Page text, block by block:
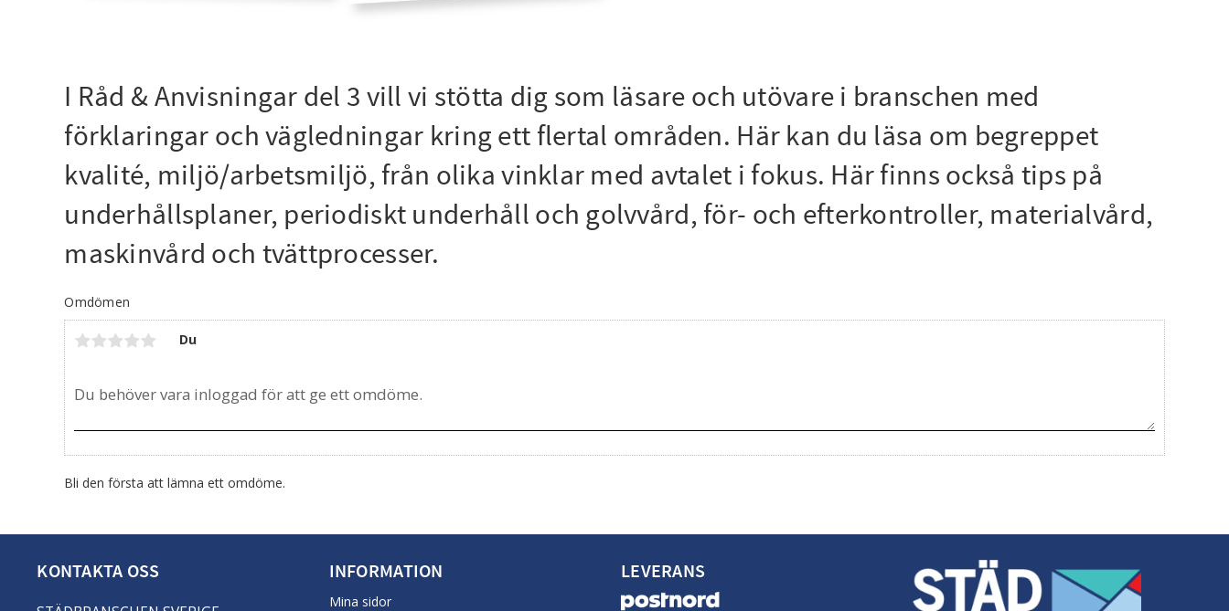
I Råd & Anvisningar del 3 vill vi stötta dig som läsare och utövare i branschen med
förklaringar och vägledningar kring ett flertal områden. Här kan du läsa om begreppet
kvalité, miljö/arbetsmiljö, från olika vinklar med avtalet i fokus. Här finns också tips på
underhållsplaner, periodiskt underhåll och golvvård, för- och efterkontroller, materialvård,
maskinvård och tvättprocesser.
Omdömen
Du
Bli den första att lämna ett omdöme.
KONTAKTA OSS INFORMATION
Mina sidor
LEVERANS